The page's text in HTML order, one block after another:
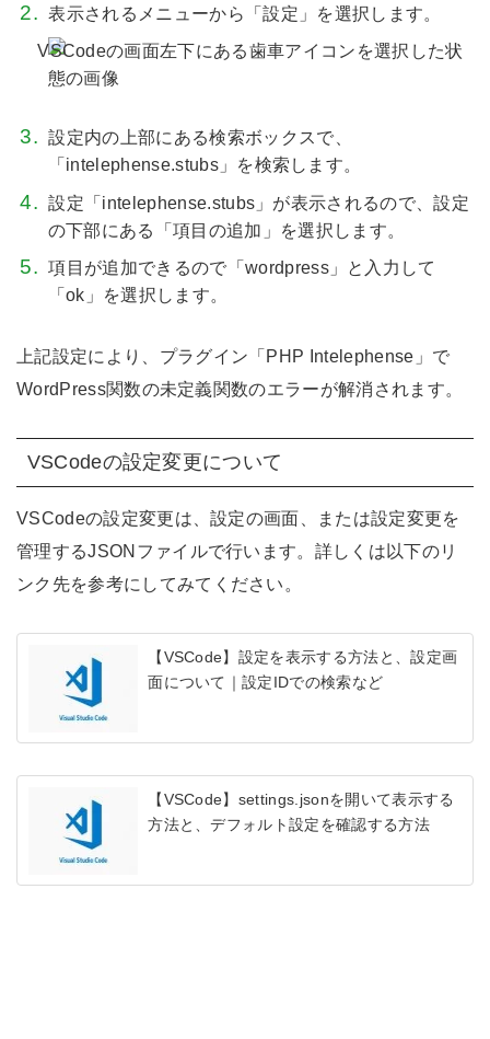
表示されるメニューから「設定」を選択します。
設定内の上部にある検索ボックスで、
「intelephense.stubs」を検索します。
設定「intelephense.stubs」が表示されるので、設定
の下部にある「項目の追加」を選択します。
項目が追加できるので「wordpress」と入力して
「ok」を選択します。
上記設定により、プラグイン「PHP Intelephense」で
WordPress関数の未定義関数のエラーが解消されます。
VSCodeの設定変更について
VSCodeの設定変更は、設定の画面、または設定変更を
管理するJSONファイルで行います。詳しくは以下のリ
ンク先を参考にしてみてください。
【VSCode】設定を表示する方法と、設定画
面について｜設定IDでの検索など
【VSCode】settings.jsonを開いて表示する
方法と、デフォルト設定を確認する方法